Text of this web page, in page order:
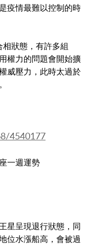
疫情最難以控制的時
狀態，有許多組
權力的問題會開始擴
威壓力，此時太過於
4540177
一週運勢
星呈現退行狀態，同
位水漲船高，會被過